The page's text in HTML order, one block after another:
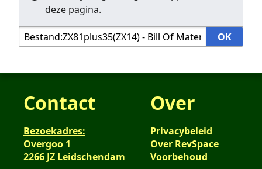
deze pagina.
Contact
Bezoekadres:
Overgoo 1
2266 JZ Leidschendam
Over
Privacybeleid
Over RevSpace
Voorbehoud